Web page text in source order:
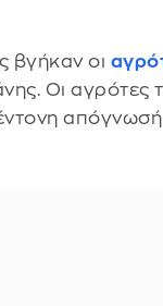
βγήκαν οι
Οι αγρότες